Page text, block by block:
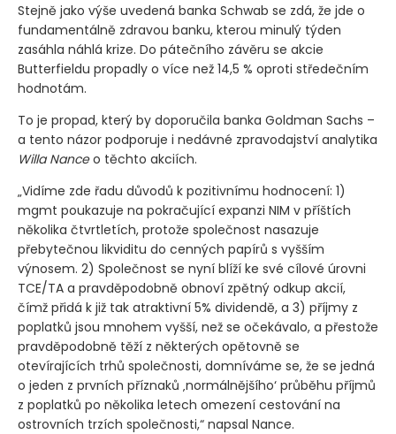
Stejně jako výše uvedená banka Schwab se zdá, že jde o
fundamentálně zdravou banku, kterou minulý týden
zasáhla náhlá krize. Do pátečního závěru se akcie
Butterfieldu propadly o více než 14,5 % oproti středečním
hodnotám.
To je propad, který by doporučila banka Goldman Sachs –
a tento názor podporuje i nedávné zpravodajství analytika
Willa Nanceo těchto akciích.
„Vidíme zde řadu důvodů k pozitivnímu hodnocení: 1)
mgmt poukazuje na pokračující expanzi NIM v příštích
několika čtvrtletích, protože společnost nasazuje
přebytečnou likviditu do cenných papírů s vyšším
výnosem. 2) Společnost se nyní blíží ke své cílové úrovni
TCE/TA a pravděpodobně obnoví zpětný odkup akcií,
čímž přidá k již tak atraktivní 5% dividendě, a 3) příjmy z
poplatků jsou mnohem vyšší, než se očekávalo, a přestože
pravděpodobně těží z některých opětovně se
otevírajících trhů společnosti, domníváme se, že se jedná
o jeden z prvních příznaků ‚normálnějšího‘ průběhu příjmů
z poplatků po několika letech omezení cestování na
ostrovních trzích společnosti,“ napsal Nance.